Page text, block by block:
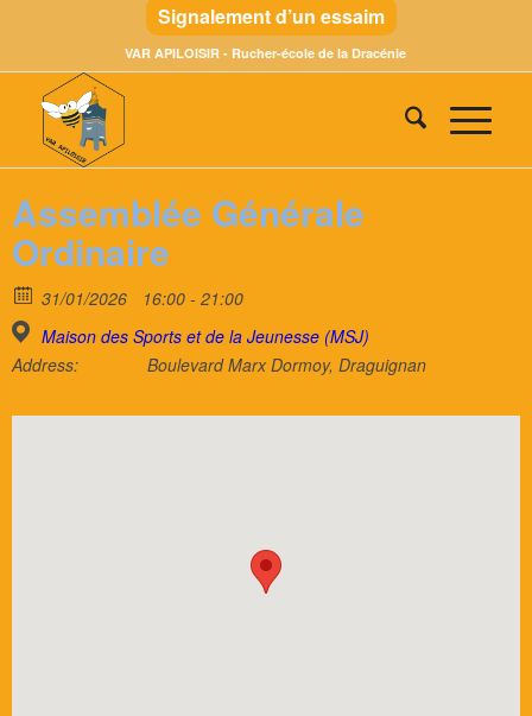
Signalement d’un essaim
VAR APILOISIR - Rucher-école de la Dracénie
Assemblée Générale
Ordinaire
31/01/2026
16:00 - 21:00
Maison des Sports et de la Jeunesse (MSJ)
Address:
Boulevard Marx Dormoy, Draguignan